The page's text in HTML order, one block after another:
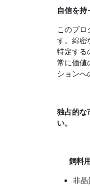
自信を
このブ
す。綿密
特定する
常に価値
ションへ
独占的な
い。
飼料
非晶